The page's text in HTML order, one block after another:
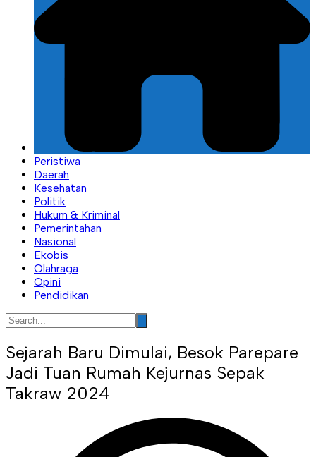
Peristiwa
Daerah
Kesehatan
Politik
Hukum & Kriminal
Pemerintahan
Nasional
Ekobis
Olahraga
Opini
Pendidikan
Sejarah Baru Dimulai, Besok Parepare
Jadi Tuan Rumah Kejurnas Sepak
Takraw 2024